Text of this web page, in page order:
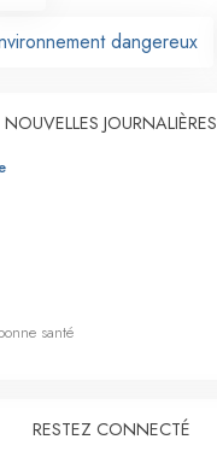
dangereux
NOUVELLES JOURNALIÈRES
santé
RESTEZ CONNECTÉ